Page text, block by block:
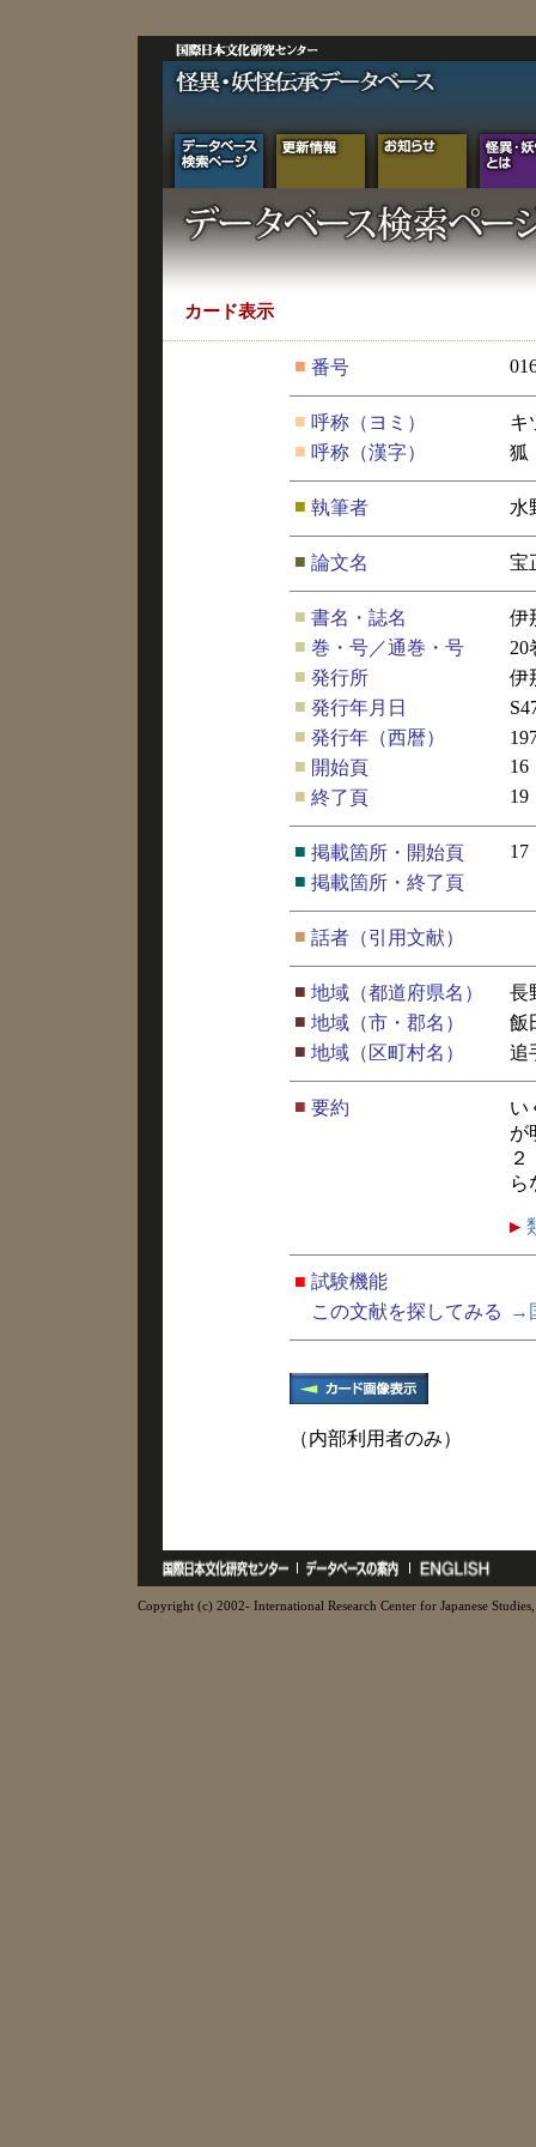
カード表示
■ 番号
■ 呼称（ヨミ）
キ
■ 呼称（漢字） 狐
■ 執筆者 水
■ 論文名 宝
■ 書名・誌名
伊
■ 巻・号／通巻・号
20
■ 発行所
伊
■ 発行年月日
■ 発行年（西暦）
■ 開始頁
16
■ 終了頁 19
■ 掲載箇所・開始頁
17
■ 掲載箇所・終了頁
■ 話者（引用文献）
■ 地域（都道府県名）
長
■ 地域（市・郡名）
飯
■ 地域（区町村名） 追
■ 要約
い
が
ら
■ 試験機能
この文献を探してみる
→
（内部利用者のみ）
Copyright (c) 2002- International Research Center for Japanese